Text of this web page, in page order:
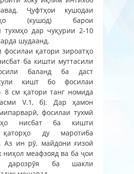
Ҷуфтҳои кушодаи
(кушод) барои
тухмҳо дар чуқурии 2-10
шудаанд.
фосилаи қатори зироатҳо
ба кишти муттасили
баланд ба даст
кишт бо фосилаи
8 см қатори танг номида
V.1, б). Дар ҳамон
фосилаи тухмӣ
нисбат ба кишти
қаторҳо ду маротиба
Аз ин рӯ, майдони ғизоӣ
ниҳол меафзояд ва ба ҷои
дарозрӯя ба шакли